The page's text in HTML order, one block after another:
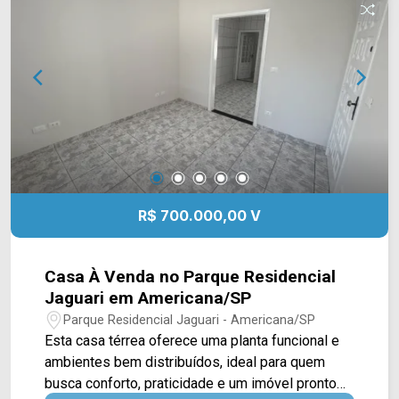
do imóvel, acompanhado por quintal reformado,
jardim e um cômodo de apoio que pode ser
utilizado como despensa, trazendo mais
com armários planejados; 01 banheiro social; 01
vaga de garagem coberta. Aceita financiamento.
Localizada no bairro Parque Nova Carioba, a casa
possui fácil acesso às principais vias de
Americana e está próxima a supermercados,
escolas, farmácias e diversos serviços,
oferecendo praticidade para toda a família. Entre
agende sua visita! WhatsApp e telefone: (19)
3475-4546 Arbix Imóveis - Presente em cada
momento.
R$ 700.000,00 V
Casa À Venda no Parque Residencial
Jaguari em Americana/SP
Parque Residencial Jaguari - Americana/SP
Esta casa térrea oferece uma planta funcional e
ambientes bem distribuídos, ideal para quem
busca conforto, praticidade e um imóvel pronto